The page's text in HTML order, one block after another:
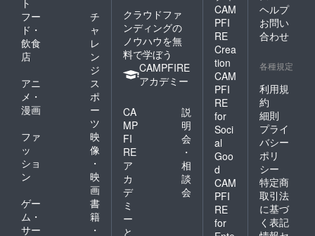
フー
ド・
飲食
店
チ
ャ
レ
ン
ジ
アニ
メ・
漫画
ス
ポ
ー
ツ
ファ
ッ
ショ
ン
映
像
・
映
画
ゲー
ム・
サー
書
籍
・
クラウドファ
ンディングの
ノウハウを無
料で学ぼう
CAMPFIRE
アカデミー
CA
MP
FI
RE
ア
カ
デ
ミ
ー
と
説
明
会
・
相
談
会
CAM
PFI
RE
Crea
tion
CAM
PFI
RE
for
Soci
al
Goo
d
CAM
PFI
RE
for
ヘルプ
お問い
合わせ
各種規定
利用規
約
細則
プライ
バシー
ポリ
シー
特定商
取引法
に基づ
く表記